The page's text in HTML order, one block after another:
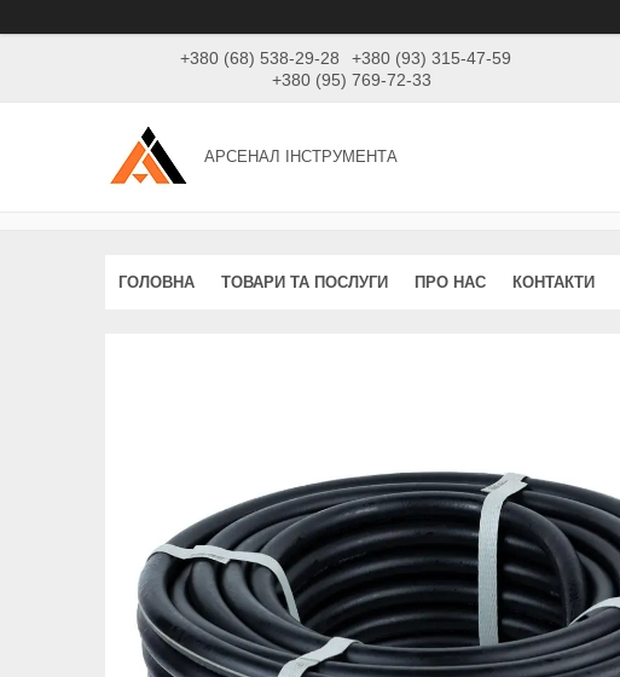
+380 (68) 538-29-28
+380 (93) 315-47-59
+380 (95) 769-72-33
АРСЕНАЛ ІНСТРУМЕНТА
ГОЛОВНА ТОВАРИ ТА ПОСЛУГИ ПРО НАС КОНТАКТИ